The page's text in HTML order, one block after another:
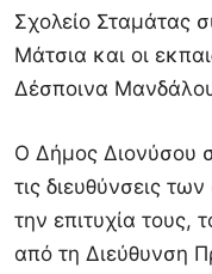
Σχολείο Σταμάτας
Μάτσια και οι
Δέσποινα
Ο Δήμος Διονύσου
τις διευθύνσεις
την επιτυχία τους,
από τη Διεύθυνση